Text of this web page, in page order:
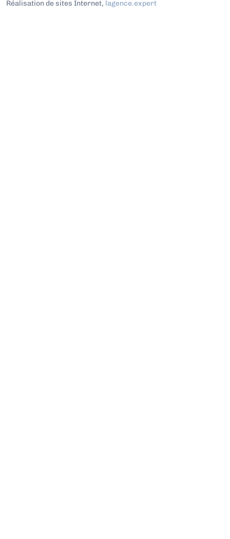
Réalisation de sites Internet, lagence.expert